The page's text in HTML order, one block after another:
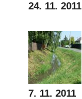
24. 11. 2011
7. 11. 2011